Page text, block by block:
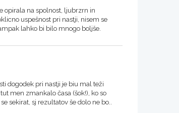
opirala na spolnost, ljubrzrn in
uspešnost pri nastji, nisem se
lahko bi bilo mnogo boljše.
dogodek pri nastji je biu mal teži
men zmankalo časa (šok!), ko so
sekirat, sj rezultatov še dolo ne bo..